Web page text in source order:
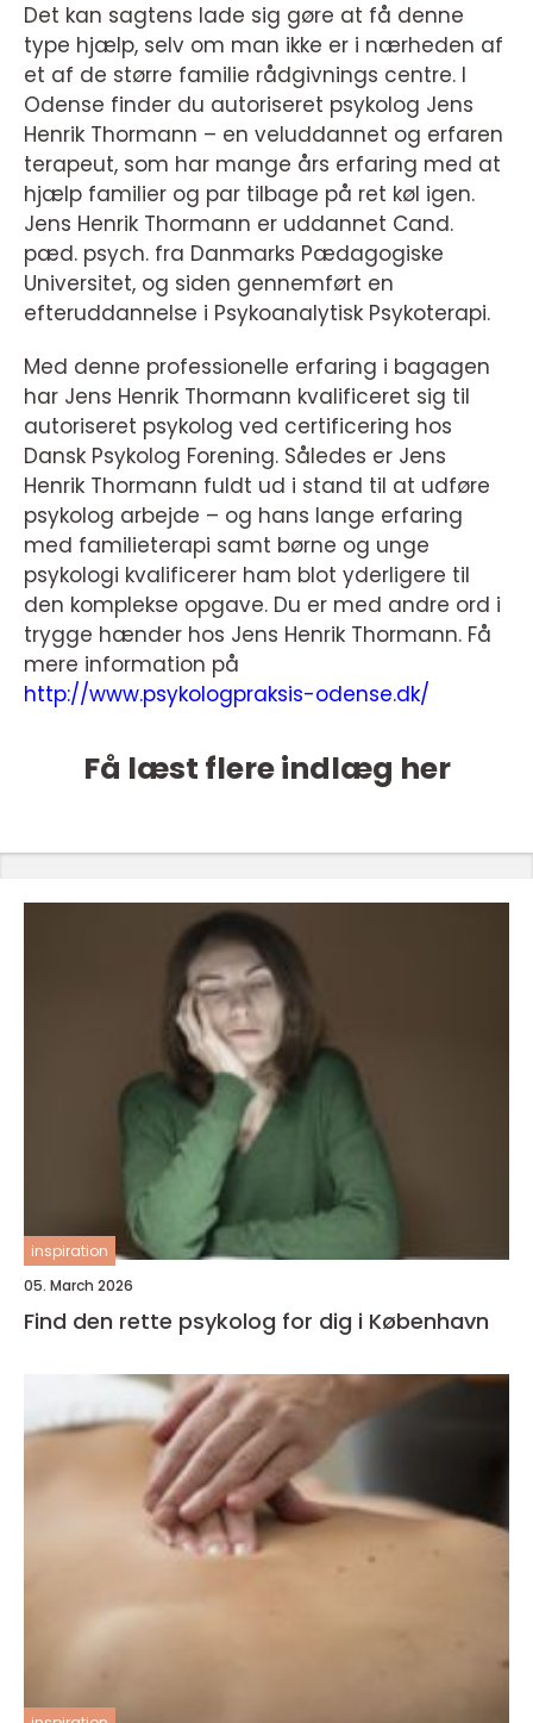
Det kan sagtens lade sig gøre at få denne
type hjælp, selv om man ikke er i nærheden af
et af de større familie rådgivnings centre. I
Odense finder du autoriseret psykolog Jens
Henrik Thormann – en veluddannet og erfaren
terapeut, som har mange års erfaring med at
hjælp familier og par tilbage på ret køl igen.
Jens Henrik Thormann er uddannet Cand.
pæd. psych. fra Danmarks Pædagogiske
Universitet, og siden gennemført en
efteruddannelse i Psykoanalytisk Psykoterapi.
Med denne professionelle erfaring i bagagen
har Jens Henrik Thormann kvalificeret sig til
autoriseret psykolog ved certificering hos
Dansk Psykolog Forening. Således er Jens
Henrik Thormann fuldt ud i stand til at udføre
psykolog arbejde – og hans lange erfaring
med familieterapi samt børne og unge
psykologi kvalificerer ham blot yderligere til
den komplekse opgave. Du er med andre ord i
trygge hænder hos Jens Henrik Thormann. Få
mere information på
http://www.psykologpraksis-odense.dk/
Få læst flere indlæg her
inspiration
05. March 2026
Find den rette psykolog for dig i København